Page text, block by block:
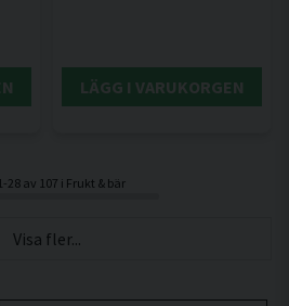
LÄGG I VARUKORGEN
28 av 107 i Frukt & bär
Visa fler...